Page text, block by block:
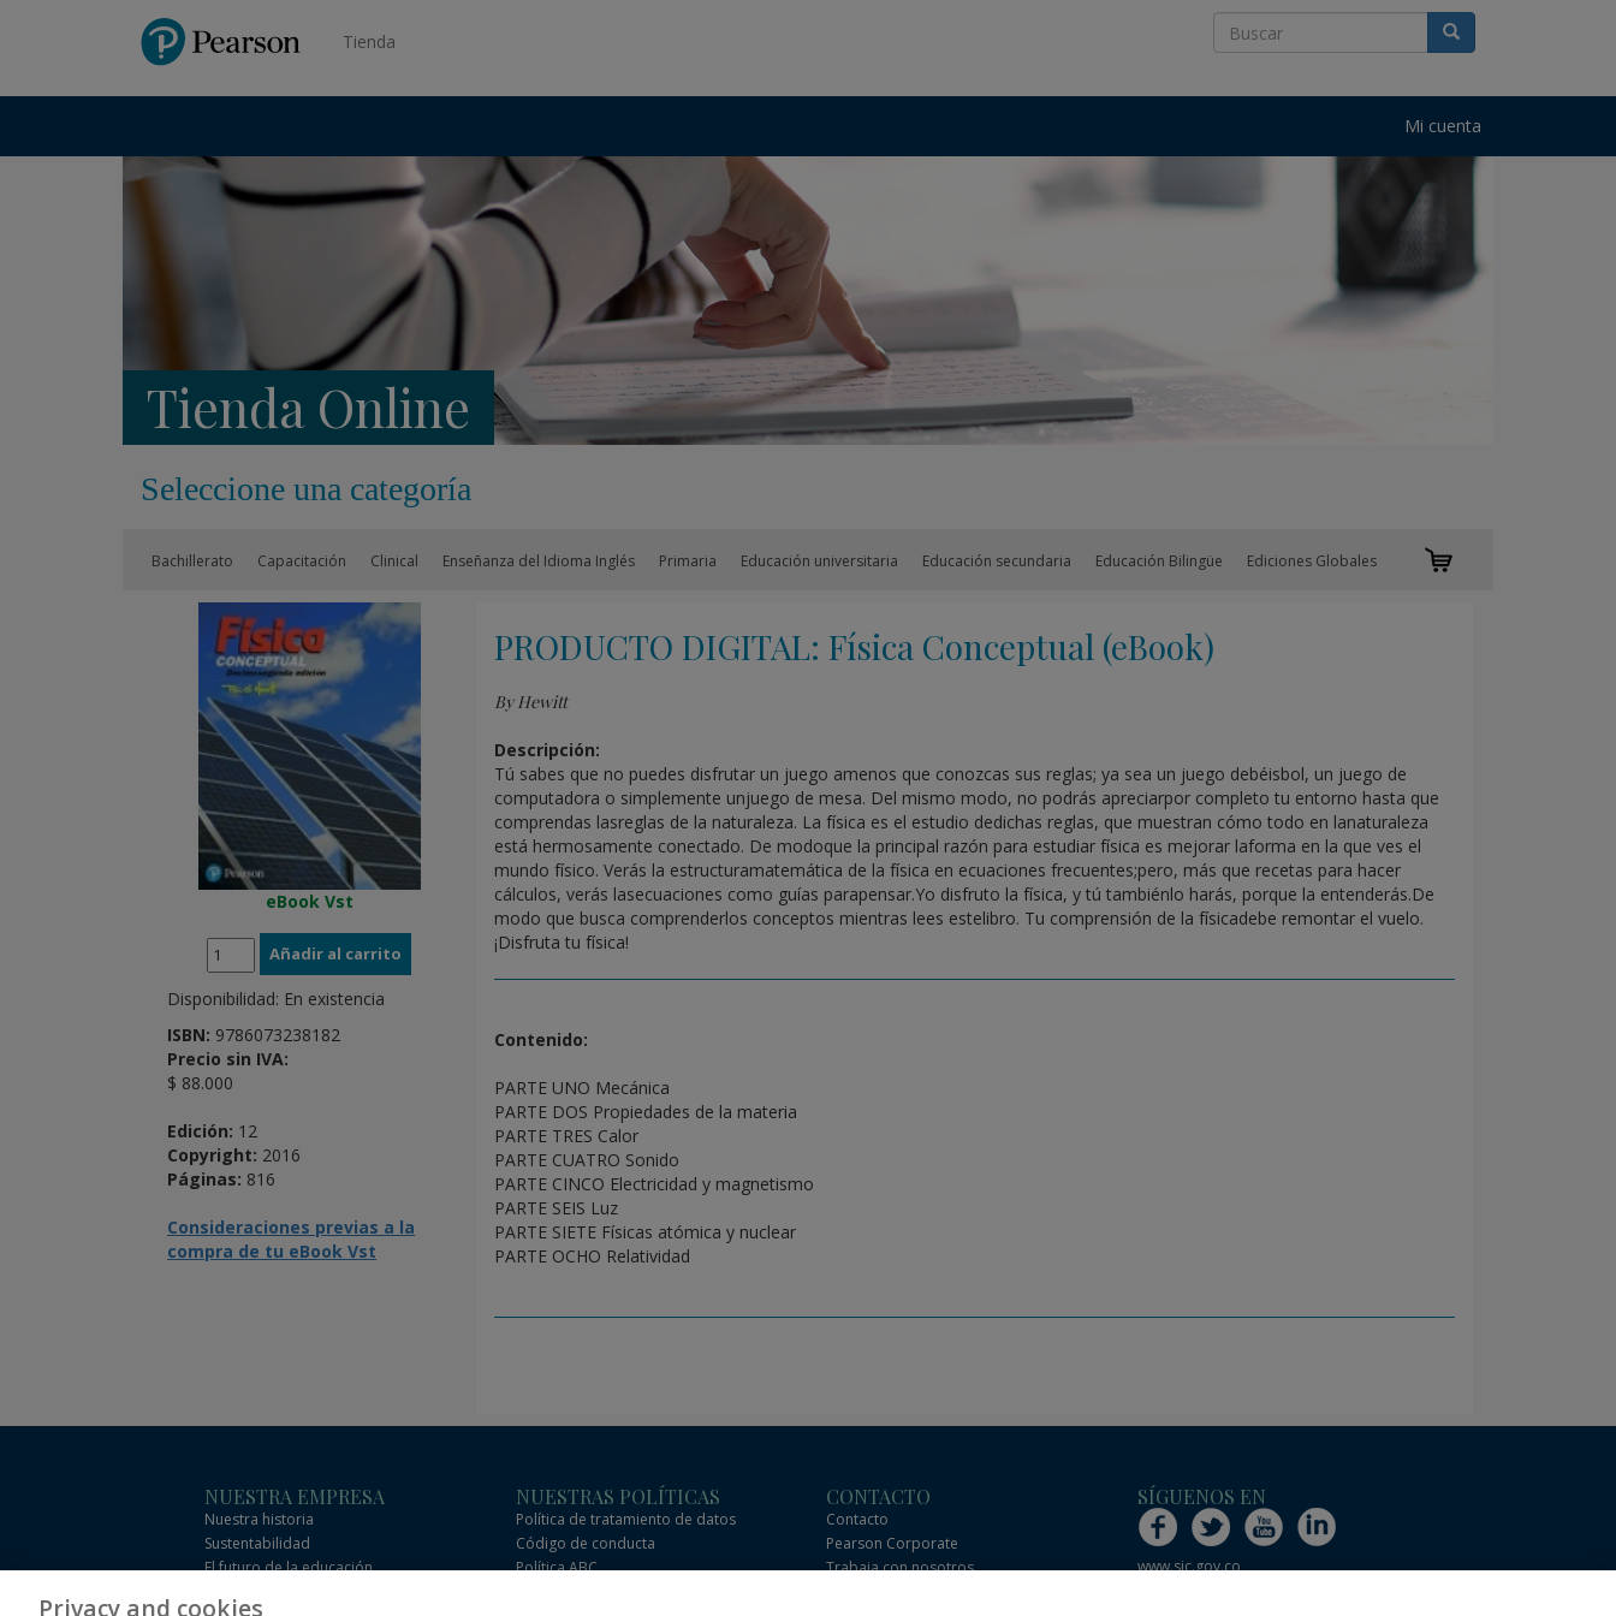
PearsonTienda
Mi cuenta
Tienda Online
Seleccione una categoría
Bachillerato Capacitación Clinical Enseñanza del Idioma Inglés Primaria Educación universitaria Educación secundaria Educación Bilingüe Ediciones Globales
eBook Vst
Disponibilidad: En existencia
ISBN: 9786073238182
Precio sin IVA:
$ 88.000
Edición: 12
Copyright: 2016
Páginas: 816
Consideraciones previas a la
compra de tu eBook Vst
PRODUCTO DIGITAL: Física Conceptual (eBook)
By Hewitt
Descripción:
Tú sabes que no puedes disfrutar un juego amenos que conozcas sus reglas; ya sea un juego debéisbol, un juego de
computadora o simplemente unjuego de mesa. Del mismo modo, no podrás apreciarpor completo tu entorno hasta que
comprendas lasreglas de la naturaleza. La física es el estudio dedichas reglas, que muestran cómo todo en lanaturaleza
está hermosamente conectado. De modoque la principal razón para estudiar física es mejorar laforma en la que ves el
mundo físico. Verás la estructuramatemática de la física en ecuaciones frecuentes;pero, más que recetas para hacer
cálculos, verás lasecuaciones como guías parapensar.Yo disfruto la física, y tú tambiénlo harás, porque la entenderás.De
modo que busca comprenderlos conceptos mientras lees estelibro. Tu comprensión de la físicadebe remontar el vuelo.
¡Disfruta tu física!
Contenido:
PARTE UNO Mecánica
PARTE DOS Propiedades de la materia
PARTE TRES Calor
PARTE CUATRO Sonido
PARTE CINCO Electricidad y magnetismo
PARTE SEIS Luz
PARTE SIETE Físicas atómica y nuclear
PARTE OCHO Relatividad
NUESTRA EMPRESA
Nuestra historia
Sustentabilidad
El futuro de la educación
NUESTRAS POLÍTICAS
Política de tratamiento de datos
Código de conducta
Política ABC
CONTACTO
Contacto
Pearson Corporate
Trabaja con nosotros
SÍGUENOS EN
www.sic.gov.co
Privacy and cookies